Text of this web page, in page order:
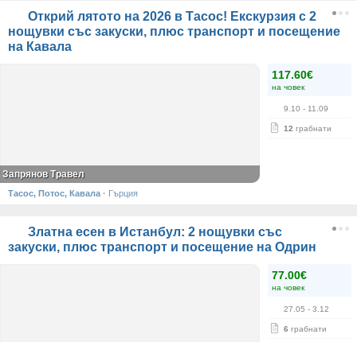
Открий лятото на 2026 в Тасос! Екскурзия с 2
нощувки със закуски, плюс транспорт и посещение
на Кавала
117.60€
на човек
9.10 - 11.09
12 грабнати
Запрянов Травел
Тасос, Потос, Кавала · Гърция
Златна есен в Истанбул: 2 нощувки със
закуски, плюс транспорт и посещение на Одрин
77.00€
на човек
27.05 - 3.12
6 грабнати